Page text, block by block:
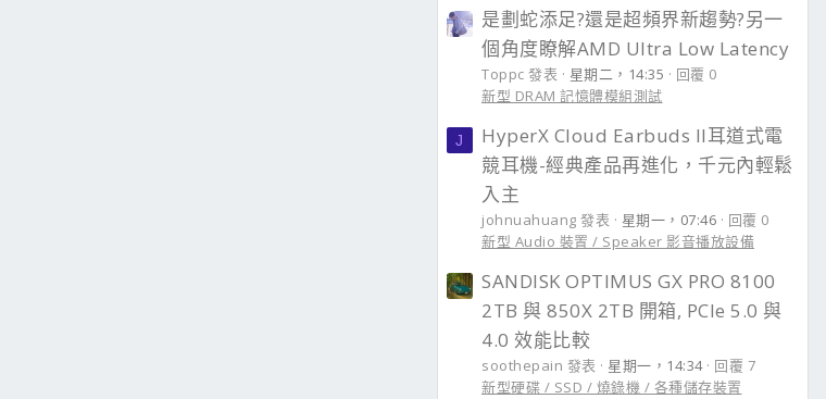
是劃蛇添足?還是超頻界新趨勢?另一
個角度瞭解AMD Ultra Low Latency
Toppc 發表 星期二，14:35
回覆 0
新型 DRAM 記憶體模組測試
J
HyperX Cloud Earbuds II耳道式電
競耳機-經典產品再進化，千元內輕鬆
入主
johnuahuang 發表 星期一，07:46
回覆 0
新型 Audio 裝置 / Speaker 影音播放設備
SANDISK OPTIMUS GX PRO 8100
2TB 與 850X 2TB 開箱, PCIe 5.0 與
4.0 效能比較
soothepain 發表 星期一，14:34
回覆 7
新型硬碟 / SSD / 燒錄機 / 各種儲存裝置